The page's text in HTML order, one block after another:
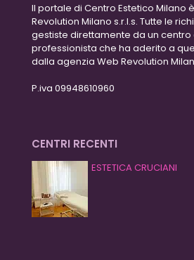
Il portale di Centro Estetico Milano
Revolution Milano s.r.l.s. Tutte le
gestiste direttamente da un centro
professionista che ha aderito a
dalla agenzia Web Revolution
P.iva 09948610960
CENTRI RECENTI
ESTETICA CRUCIANI